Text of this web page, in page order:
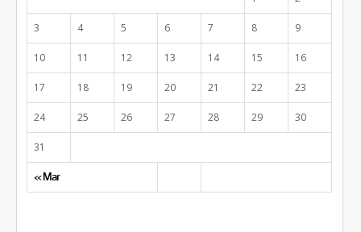
« Mar
3 4 5 6 7 8 9
10 11 12 13 14 15 16
17 18 19 20 21 22 23
24 25 26 27 28 29 30
31